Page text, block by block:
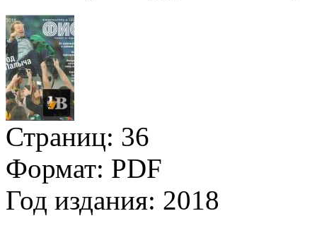
Страниц: 36
Формат: PDF
Год издания: 2018